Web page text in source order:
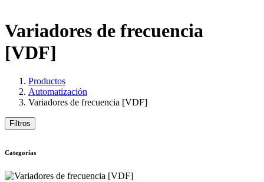
Variadores de frecuencia
[VDF]
Productos
Automatización
Variadores de frecuencia [VDF]
Filtros
Categorías